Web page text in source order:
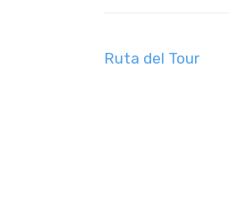
Ruta del Tour